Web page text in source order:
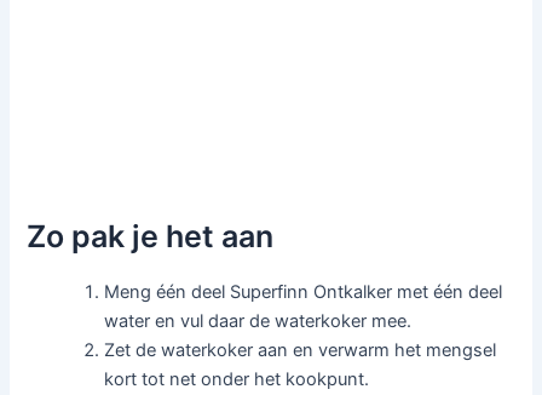
Zo pak je het aan
Meng één deel Superfinn Ontkalker met één deel
water en vul daar de waterkoker mee.
Zet de waterkoker aan en verwarm het mengsel
kort tot net onder het kookpunt.